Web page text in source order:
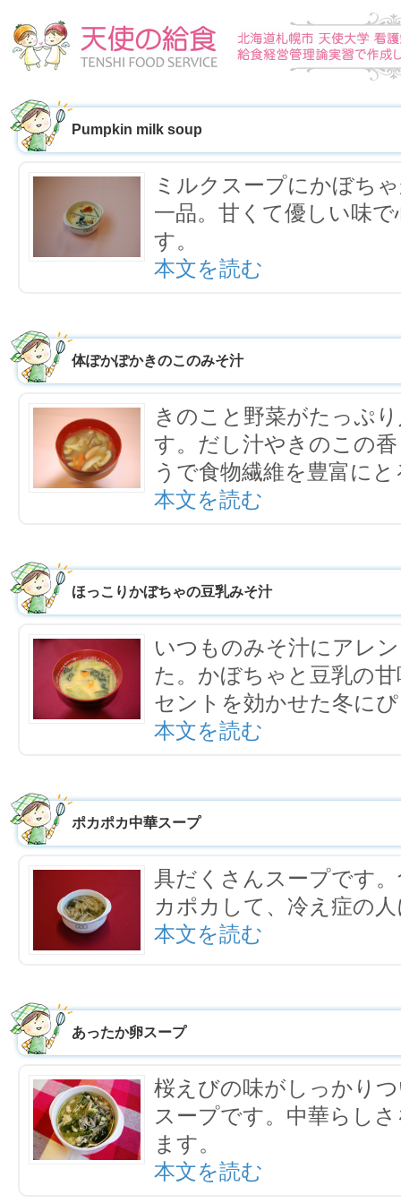
Pumpkin milk soup
ミルクスープにかぼち
一品。甘くて優しい味
す。
本文を読む
体ぽかぽかきのこのみそ汁
きのこと野菜がたっぷ
す。だし汁やきのこの
うで食物繊維を豊富に
本文を読む
ほっこりかぼちゃの豆乳みそ汁
いつものみそ汁にアレ
た。かぼちゃと豆乳の
セントを効かせた冬に
本文を読む
ポカポカ中華スープ
具だくさんスープです
カポカして、冷え症の
本文を読む
あったか卵スープ
桜えびの味がしっかり
スープです。中華らし
ます。
本文を読む